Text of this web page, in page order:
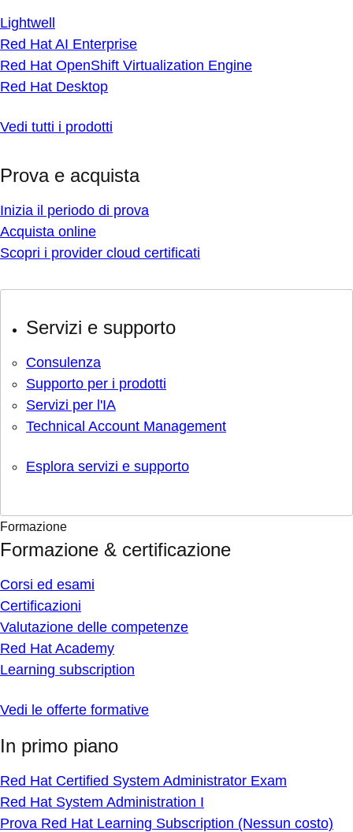
Lightwell
Red Hat AI Enterprise
Red Hat OpenShift Virtualization Engine
Red Hat Desktop
Vedi tutti i prodotti
Prova e acquista
Inizia il periodo di prova
Acquista online
Scopri i provider cloud certificati
Servizi e supporto
Consulenza
Supporto per i prodotti
Servizi per l'IA
Technical Account Management
Esplora servizi e supporto
Formazione
Formazione & certificazione
Corsi ed esami
Certificazioni
Valutazione delle competenze
Red Hat Academy
Learning subscription
Vedi le offerte formative
In primo piano
Red Hat Certified System Administrator Exam
Red Hat System Administration I
Prova Red Hat Learning Subscription (Nessun costo)